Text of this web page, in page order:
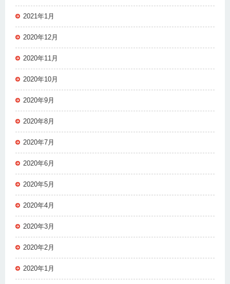
2021年1月
2020年12月
2020年11月
2020年10月
2020年9月
2020年8月
2020年7月
2020年6月
2020年5月
2020年4月
2020年3月
2020年2月
2020年1月